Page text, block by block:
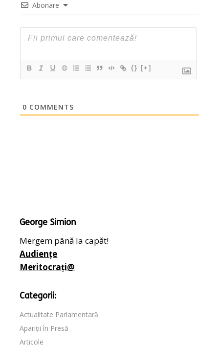
Abonare
{} [+]
0 COMMENTS
George Simion
Mergem până la capăt!
Audiențe
Meritocrați@
Categorii:
Actualitate Parlamentară
Apariții în Presă
Articole